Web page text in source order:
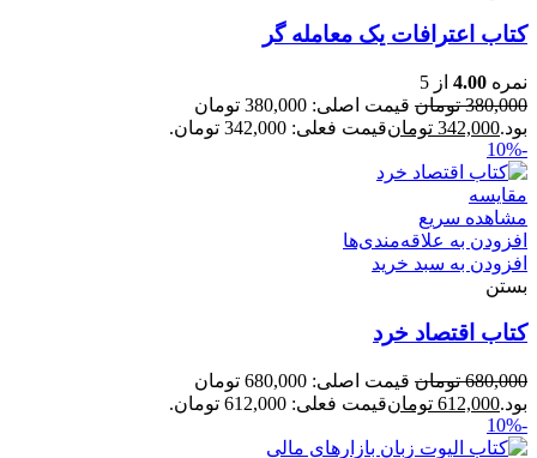
کتاب اعترافات یک معامله گر
نمره 4.00 از 5
380,000 تومان
قیمت اصلی: 380,000 تومان
بود.342,000 تومانقیمت فعلی: 342,000 تومان.
-10%
مقایسه
مشاهده سریع
افزودن به علاقه‌مندی‌ها
افزودن به سبد خرید
بستن
کتاب اقتصاد خرد
680,000 تومان
قیمت اصلی: 680,000 تومان
بود.612,000 تومانقیمت فعلی: 612,000 تومان.
-10%